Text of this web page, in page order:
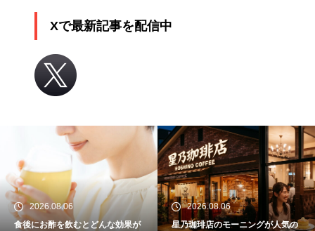
Xで最新記事を配信中
2026.08.06
星乃珈琲店のモーニングが人気の
2026.08.06
わたあめは日本発祥の食べ物？屋